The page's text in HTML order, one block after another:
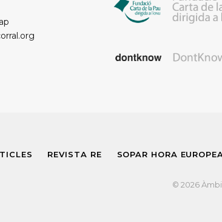
REVISTA RE SOPAR HORA
© 2026